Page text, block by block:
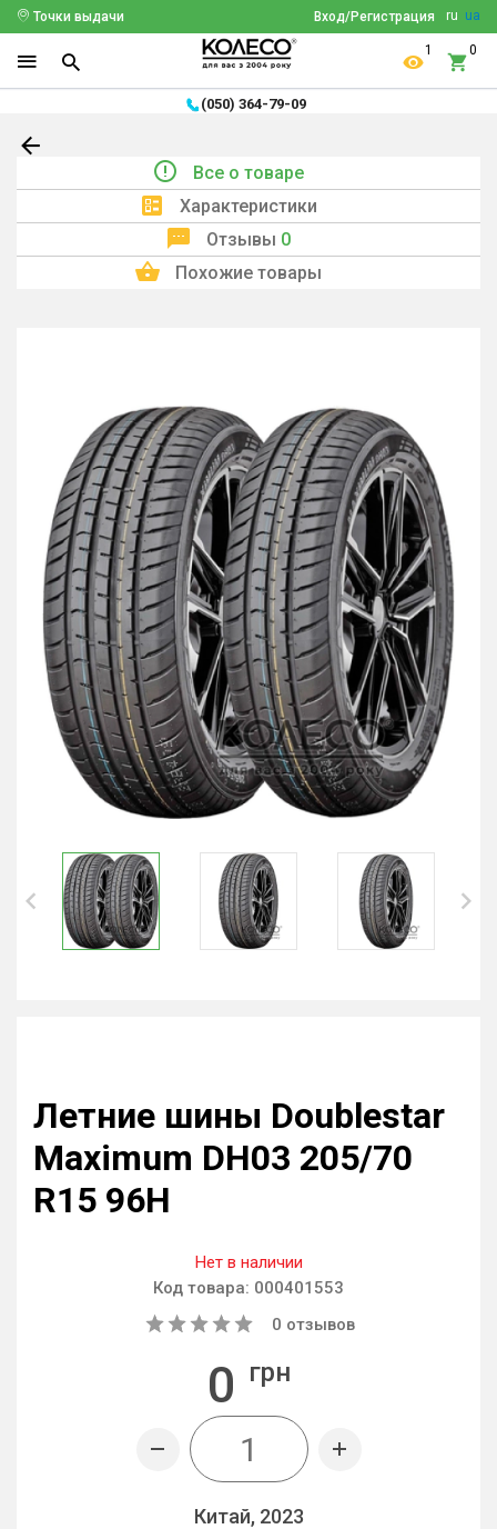
ru ua
Вход/Регистрация
Точки выдачи
1 0
(050) 364-79-09
Все о товаре
Характеристики
Отзывы 0
Похожие товары
Летние шины Doublestar
Maximum DH03 205/70
R15 96H
Нет в наличии
Код товара: 000401553
0 отзывов
0 грн
Китай, 2023